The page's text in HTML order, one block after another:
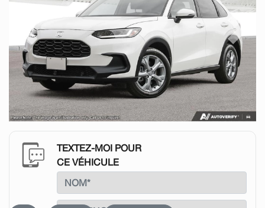
Previous Next
TEXTEZ-MOI POUR
CE VÉHICULE